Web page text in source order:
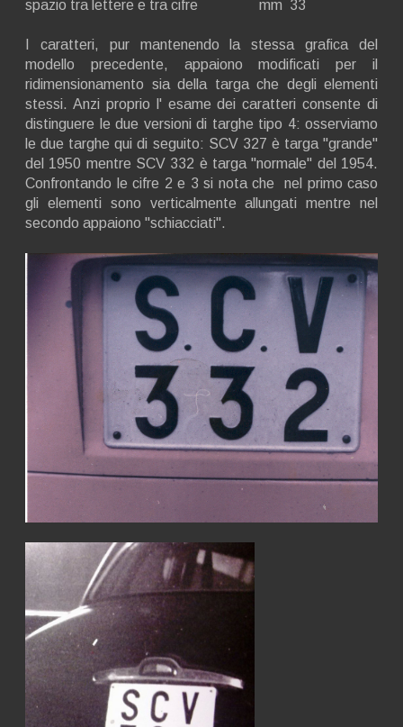
spazio tra lettere e tra cifre mm 33
I caratteri, pur mantenendo la stessa grafica del
modello precedente, appaiono modificati per il
ridimensionamento sia della targa che degli elementi
stessi. Anzi proprio l' esame dei caratteri consente di
distinguere le due versioni di targhe tipo 4: osserviamo
le due targhe qui di seguito: SCV 327 è targa "grande"
del 1950 mentre SCV 332 è targa "normale" del 1954.
Confrontando le cifre 2 e 3 si nota che nel primo caso
gli elementi sono verticalmente allungati mentre nel
secondo appaiono "schiacciati".